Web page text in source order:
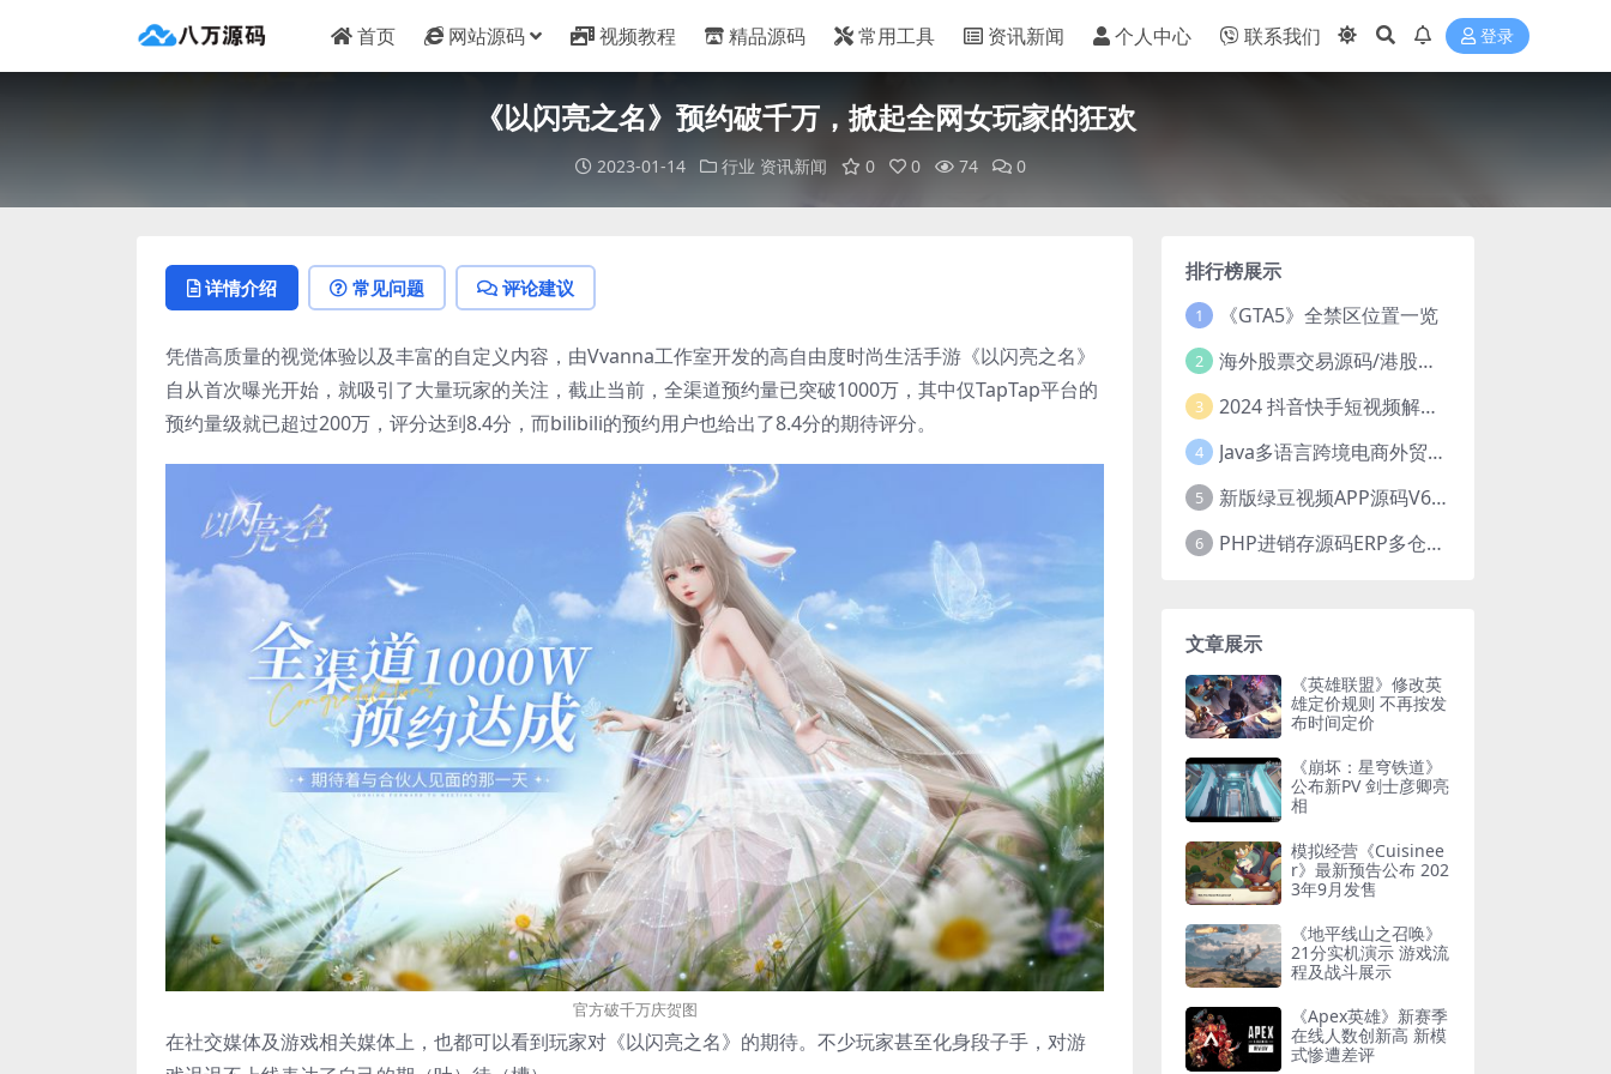
首页 网站源码 视频教程 精品源码 常用工具 资讯新闻 个人中心 联系我们 登录
《以闪亮之名》预约破千万，掀起全网女玩家的狂欢
2023-01-14 行业 资讯新闻 0 0 74 0
详情介绍 常见问题 评论建议
凭借高质量的视觉体验以及丰富的自定义内容，由Vvanna工作室开发的高自由度时尚生活手游《以闪亮之名》
自从首次曝光开始，就吸引了大量玩家的关注，截止当前，全渠道预约量已突破1000万，其中仅TapTap平台的
预约量级就已超过200万，评分达到8.4分，而bilibili的预约用户也给出了8.4分的期待评分。
官方破千万庆贺图
在社交媒体及游戏相关媒体上，也都可以看到玩家对《以闪亮之名》的期待。不少玩家甚至化身段子手，对游
排行榜展示
1 《GTA5》全禁区位置一览
2 海外股票交易源码/港股泰股/美股源码/印度股源码/马拉西亚股票源码/国际股票配资
3 2024 抖音快手短视频解析去水印php源码
4 Java多语言跨境电商外贸商城TikToKshop内嵌商城I商家入驻I一键铺
5 新版绿豆视频APP源码V6.6 免授权插件版
6 PHP进销存源码ERP多仓库管理系统 手机版进销存 php网络版进销存小程序
文章展示
《英雄联盟》修改英
雄定价规则 不再按发
布时间定价
《崩坏：星穹铁道》
公布新PV 剑士彦卿亮
相
模拟经营《Cuisinee
r》最新预告公布 202
3年9月发售
《地平线山之召唤》
21分实机演示 游戏流
程及战斗展示
《Apex英雄》新赛季
在线人数创新高 新模
式惨遭差评